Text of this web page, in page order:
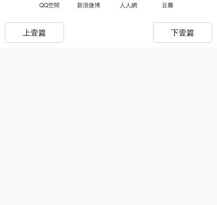
QQ空間 新浪微博 人人網 豆瓣
上壹篇 下壹篇